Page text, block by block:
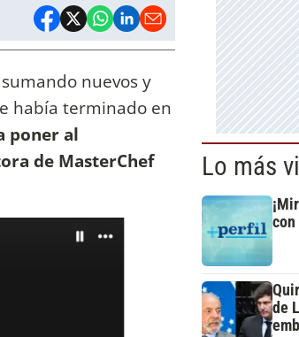
nuevos y
había terminado en
poner al
de MasterChef
Lo más
con
de